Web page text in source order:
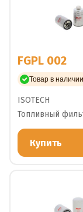
FGPL 002
Товар в наличии
ISOTECH
Топливный
Купить